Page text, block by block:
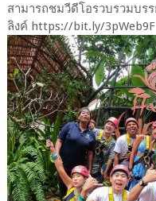
สามารถชมวีดีโอรวบรวมบร
ลิงค์ https://bit.ly/3pWeb9F